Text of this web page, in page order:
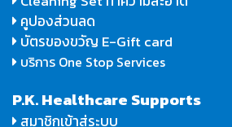
คูปองส่วนลด
บัตรของขวัญ E-Gift card
บริการ One Stop Services
P.K. Healthcare Supports
สมาชิกเข้าสู่ระบบ